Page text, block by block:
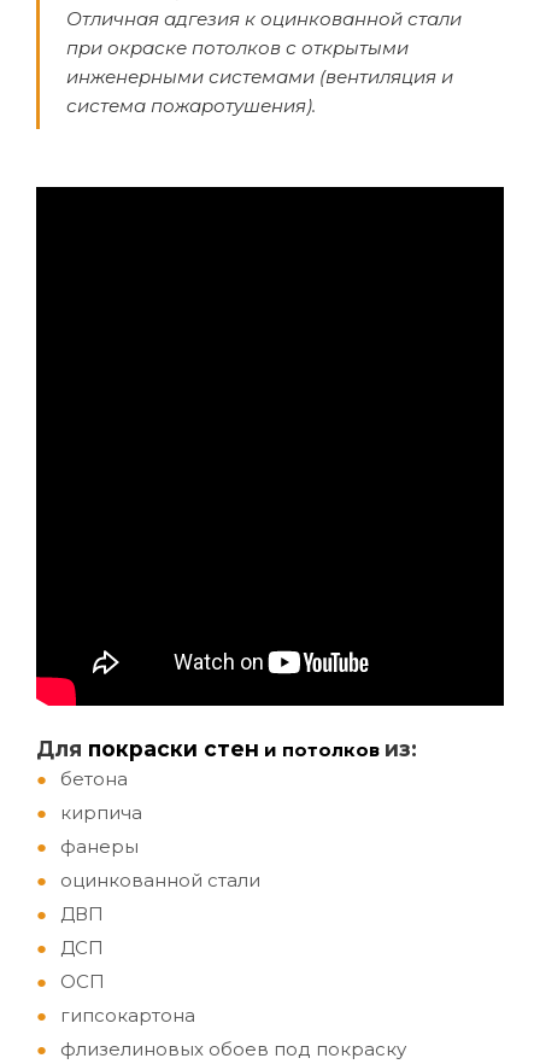
Отличная адгезия к оцинкованной стали
при окраске потолков с открытыми
инженерными системами (вентиляция и
система пожаротушения).
Для покраски стен и потолков из:
бетона
кирпича
фанеры
оцинкованной стали
ДВП
ДСП
ОСП
гипсокартона
флизелиновых обоев под покраску